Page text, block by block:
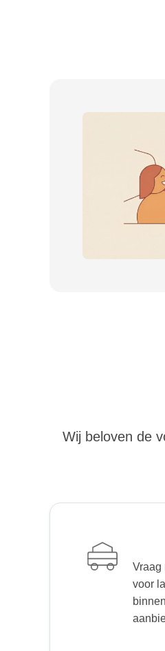
Wij beloven de
Vraag
voor